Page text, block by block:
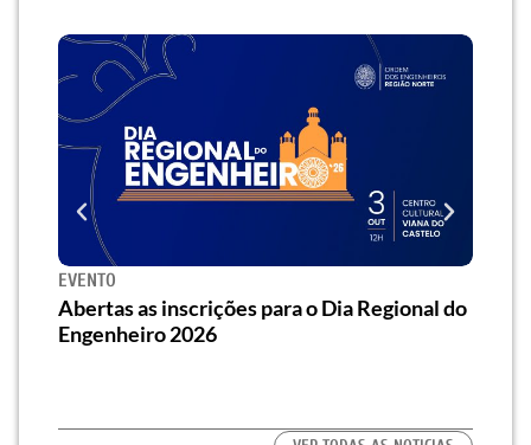
EVENTO
Abertas as inscrições para o Dia Regional do
Engenheiro 2026